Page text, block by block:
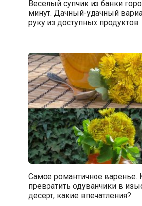
Веселый супчик из банки
минут. Дачный-удачный
руку из доступных продуктов
Самое романтичное варенье.
превратить одуванчики в
десерт, какие впечатления?